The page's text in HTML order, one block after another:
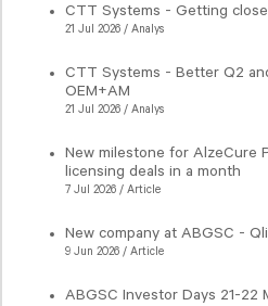
CTT Systems - Getting
21 Jul 2026 / Analys
CTT Systems - Better Q2
OEM+AM
21 Jul 2026 / Analys
New milestone for AlzeCure
licensing deals in a month
7 Jul 2026 / Article
New company at ABGSC -
9 Jun 2026 / Article
ABGSC Investor Days 21-22